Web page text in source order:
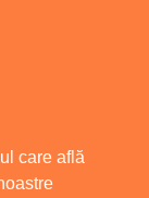
care află